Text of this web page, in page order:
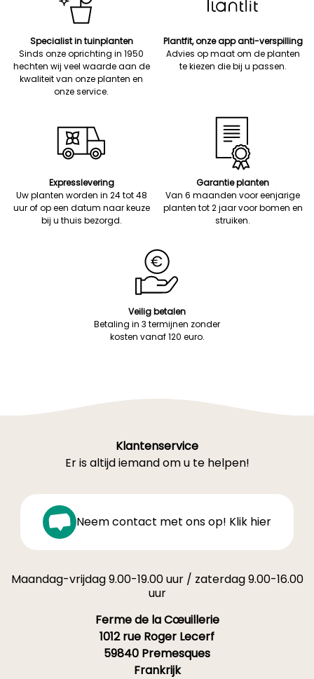
Specialist in tuinplanten
Sinds onze oprichting in 1950
hechten wij veel waarde aan de
kwaliteit van onze planten en
onze service.
Plantfit, onze app anti-verspilling
Advies op maat om de planten
te kiezen die bij u passen.
Expresslevering
Uw planten worden in 24 tot 48
uur of op een datum naar keuze
bij u thuis bezorgd.
Garantie planten
Van 6 maanden voor eenjarige
planten tot 2 jaar voor bomen en
struiken.
Veilig betalen
Betaling in 3 termijnen zonder
kosten vanaf 120 euro.
Klantenservice
Er is altijd iemand om u te helpen!
Neem contact met ons op! Klik hier
Maandag-vrijdag 9.00-19.00 uur / zaterdag 9.00-16.00
uur
Ferme de la Cœuillerie
1012 rue Roger Lecerf
59840 Premesques
Frankrijk